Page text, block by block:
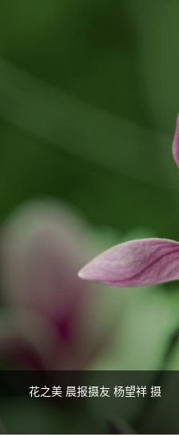
花之美 晨报摄友 杨望祥 摄